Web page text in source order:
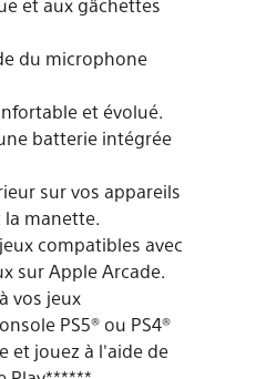
et aux gâchettes
du microphone
et évolué.
batterie intégrée
sur vos appareils
manette.
compatibles avec
sur Apple Arcade.
vos jeux
PS5® ou PS4®
et jouez à l'aide de